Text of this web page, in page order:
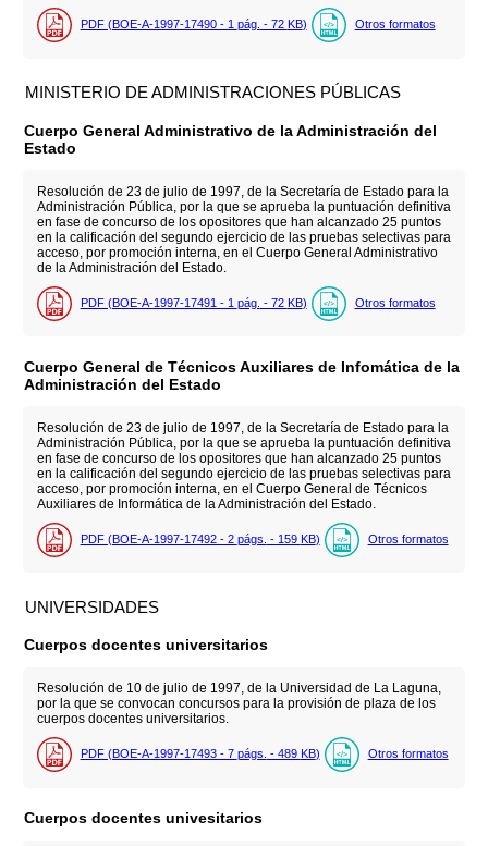
PDF (BOE-A-1997-17490 - 1 pág. - 72 KB) Otros formatos
MINISTERIO DE ADMINISTRACIONES PÚBLICAS
Cuerpo General Administrativo de la Administración del
Estado
Resolución de 23 de julio de 1997, de la Secretaría de Estado para la
Administración Pública, por la que se aprueba la puntuación definitiva
en fase de concurso de los opositores que han alcanzado 25 puntos
en la calificación del segundo ejercicio de las pruebas selectivas para
acceso, por promoción interna, en el Cuerpo General Administrativo
de la Administración del Estado.
PDF (BOE-A-1997-17491 - 1 pág. - 72 KB) Otros formatos
Cuerpo General de Técnicos Auxiliares de Infomática de la
Administración del Estado
Resolución de 23 de julio de 1997, de la Secretaría de Estado para la
Administración Pública, por la que se aprueba la puntuación definitiva
en fase de concurso de los opositores que han alcanzado 25 puntos
en la calificación del segundo ejercicio de las pruebas selectivas para
acceso, por promoción interna, en el Cuerpo General de Técnicos
Auxiliares de Informática de la Administración del Estado.
PDF (BOE-A-1997-17492 - 2 págs. - 159 KB) Otros formatos
UNIVERSIDADES
Cuerpos docentes universitarios
Resolución de 10 de julio de 1997, de la Universidad de La Laguna,
por la que se convocan concursos para la provisión de plaza de los
cuerpos docentes universitarios.
PDF (BOE-A-1997-17493 - 7 págs. - 489 KB) Otros formatos
Cuerpos docentes univesitarios